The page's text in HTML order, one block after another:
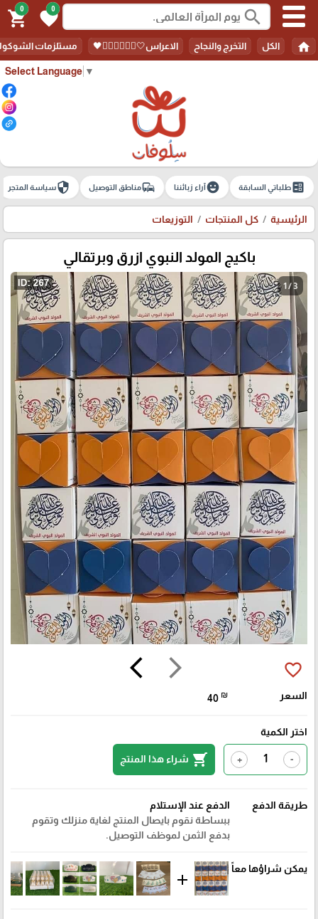
Select Language ▼
search
0
favorite
0
shopping_cart
home الكل التخرج والنجاح الاعراس🤍🤵🏻‍♀️👰🏻‍♀️🖤 مستلزمات
ballotطلباتي السابقة emoji_emotionsآراء زبائننا commuteمناطق التوصيل securityسياسة المتجر
الرئيسية كل المنتجات التوزيعات
باكيج المولد النبوي ازرق وبرتقالي
1 / 3
arrow_forward_ios
arrow_back_ios favorite_border
السعر 40 ₪
اختر الكمية
-
+
shopping_cart شراء هذا المنتج
طريقة الدفع
الدفع عند الإستلام
ببساطة نقوم بايصال المنتج لغاية منزلك وتقوم
بدفع الثمن لموظف التوصيل.
يمكن شراؤها معاً
add